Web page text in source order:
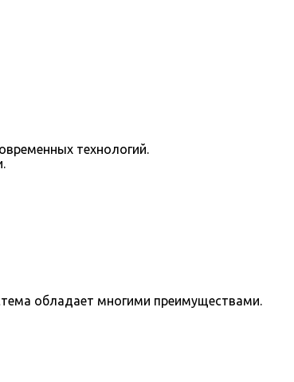
технологий.
обладает многими преимуществами.